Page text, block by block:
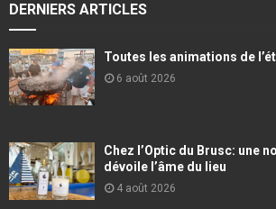
DERNIERS ARTICLES
Toutes les animations de
6 août 2026
Chez l’Optic du Brusc: une
dévoile l’âme du lieu
4 août 2026